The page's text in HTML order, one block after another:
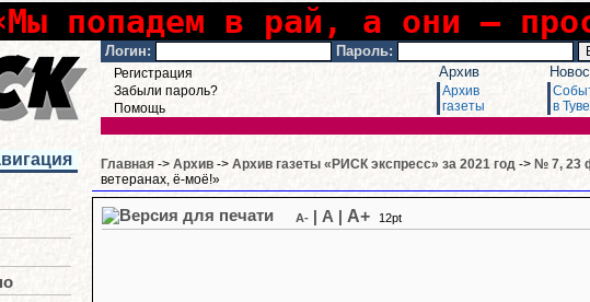
попадем в рай, а они –
Логин: Пароль:
Регистрация
Забыли пароль?
Помощь
Архив
Архив
газеты
в Туве
Главная -> Архив -> Архив газеты «РИСК экспресс» за 2021 год -> № 7, 23
ветеранах, ё-моё!»
A- A A+ 12pt